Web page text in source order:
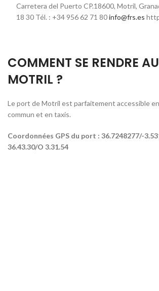
Carretera del Puerto CP.18600, Motril,
18 30 Tél. : +34 956 62 71 80info@frs.es
COMMENT SE RENDRE
MOTRIL ?
Le port de Motril est parfaitement accessible
commun et en taxis.
Coordonnées GPS du port : 36.7248277/-
36.43.30/O 3.31.54